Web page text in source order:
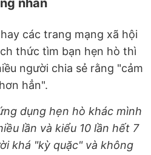
nhân
các trang mạng xã hội
thức tìm bạn hẹn hò thì
người chia sẻ rằng "cảm
hẳn".
dụng hẹn hò khác mình
lần và kiểu 10 lần hết 7
khá "kỳ quặc" và không